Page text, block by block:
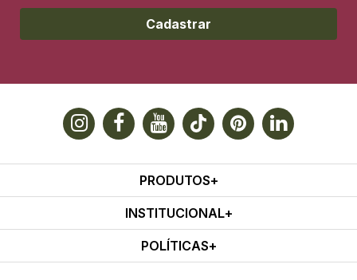
Cadastrar
PRODUTOS
INSTITUCIONAL
POLÍTICAS